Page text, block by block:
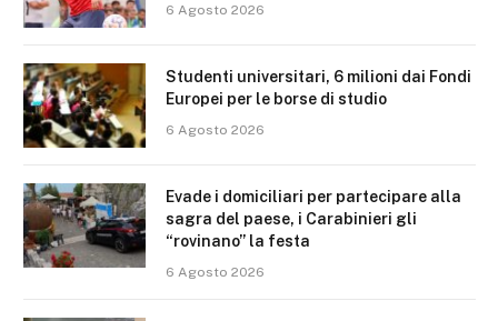
6 Agosto 2026
Studenti universitari, 6 milioni dai Fondi
Europei per le borse di studio
6 Agosto 2026
Evade i domiciliari per partecipare alla
sagra del paese, i Carabinieri gli
“rovinano” la festa
6 Agosto 2026